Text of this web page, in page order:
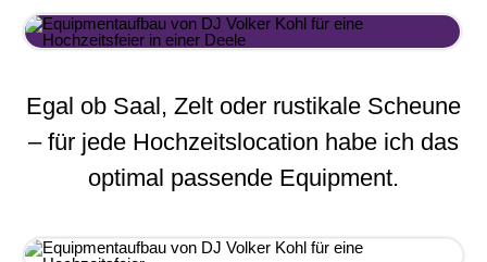
Egal ob Saal, Zelt oder rustikale Scheune
– für jede Hochzeitslocation habe ich das
optimal passende Equipment.